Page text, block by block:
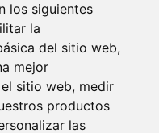
los siguientes
la
del sitio web,
mejor
sitio web, medir
productos
las
LAS FOTOS
DE ARROW
TU HISTORIA. EPISODIO 3.